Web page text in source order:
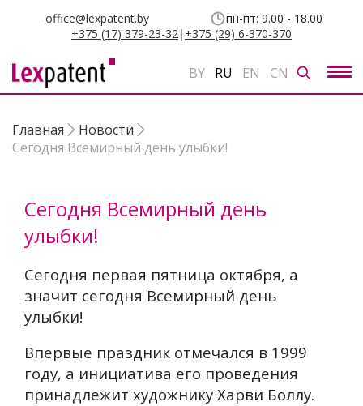
office@lexpatent.by
пн-пт: 9.00 - 18.00
+375 (17) 379-23-32 | +375 (29) 6-370-370
BY RU EN CN
Главная
Новости
Сегодня Всемирный день улыбки!
Сегодня Всемирный день
улыбки!
Сегодня первая пятница октября, а
значит сегодня Всемирный день
улыбки!
Впервые праздник отмечался в 1999
году, а инициатива его проведения
принадлежит художнику Харви Боллу.